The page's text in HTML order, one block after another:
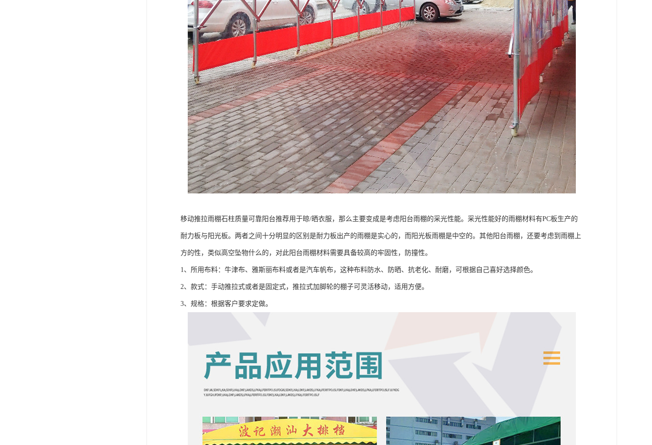
移动推拉雨棚石柱质量可靠阳台推荐用于晾/晒衣服，那么主要变成是考虑阳台雨棚的采光性能。采光性能好的雨棚材料有PC板生产的
耐力板与阳光板。两者之间十分明显的区别是耐力板出产的雨棚是实心的，而阳光板雨棚是中空的。其他阳台雨棚，还要考虑到雨棚上
方的性，类似高空坠物什么的，对此阳台雨棚材料需要具备较高的牢固性，防撞性。
1、所用布料：牛津布、雅斯丽布料或者是汽车帆布，这种布料防水、防晒、抗老化、耐磨，可根据自己喜好选择颜色。
2、款式：手动推拉式或者是固定式，推拉式加脚轮的棚子可灵活移动，适用方便。
3、规格：根据客户要求定做。